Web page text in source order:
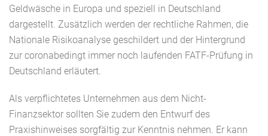
Geldwäsche in Europa und speziell in Deutschland
dargestellt. Zusätzlich werden der rechtliche Rahmen, die
Nationale Risikoanalyse geschildert und der Hintergrund
zur coronabedingt immer noch laufenden FATF-Prüfung in
Deutschland erläutert.
Als verpflichtetes Unternehmen aus dem Nicht-
Finanzsektor sollten Sie zudem den Entwurfdes
Praxishinweises sorgfältig zur Kenntnis nehmen. Er kann